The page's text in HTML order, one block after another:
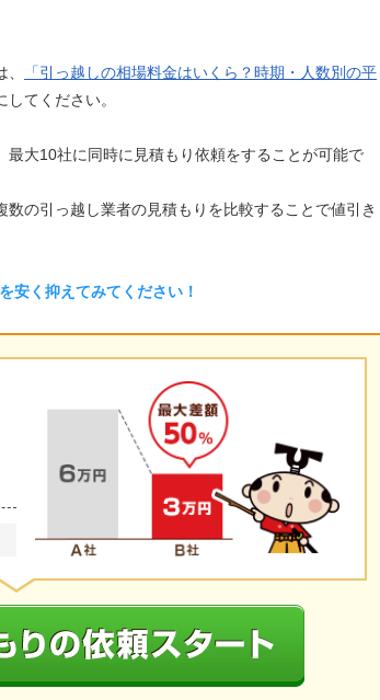
「引っ越しの相場料金はいくら？時期・人数別の平
してください。
大10社に同時に見積もり依頼をすることが可能で
の引っ越し業者の見積もりを比較することで値引き
安く抑えてみてください！